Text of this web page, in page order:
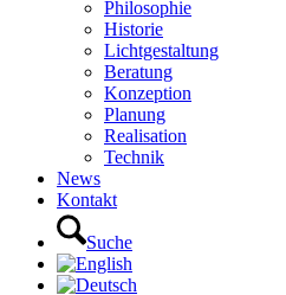
Philosophie
Historie
Lichtgestaltung
Beratung
Konzeption
Planung
Realisation
Technik
News
Kontakt
Suche